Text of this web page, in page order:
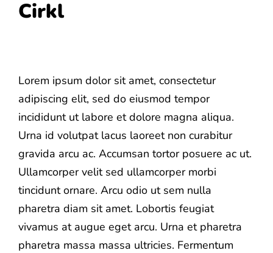
FortsättCirkl
Lorem ipsum dolor sit amet, consectetur
adipiscing elit, sed do eiusmod tempor
incididunt ut labore et dolore magna aliqua.
Urna id volutpat lacus laoreet non curabitur
gravida arcu ac. Accumsan tortor posuere ac ut.
Ullamcorper velit sed ullamcorper morbi
tincidunt ornare. Arcu odio ut sem nulla
pharetra diam sit amet. Lobortis feugiat
vivamus at augue eget arcu. Urna et pharetra
pharetra massa massa ultricies. Fermentum